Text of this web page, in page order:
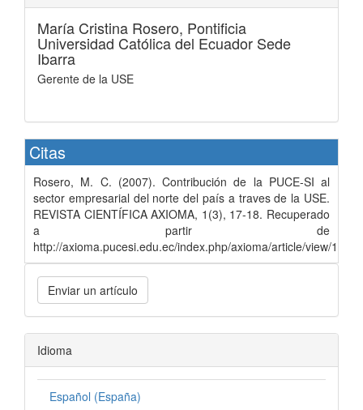
María Cristina Rosero, Pontificia
Universidad Católica del Ecuador Sede
Ibarra
Gerente de la USE
Citas
Rosero, M. C. (2007). Contribución de la PUCE-SI al
sector empresarial del norte del país a traves de la USE.
REVISTA CIENTÍFICA AXIOMA, 1(3), 17-18. Recuperado
a partir de
http://axioma.pucesi.edu.ec/index.php/axioma/article/view/153
Enviar un artículo
Idioma
Español (España)